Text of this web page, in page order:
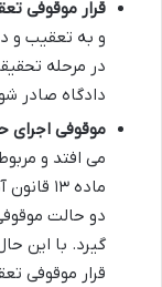
قرار موقوفی
و به تعقیب و
در مرحله
دادگاه صادر
موقوفی اجرای
می افتد و
ماده
دو حالت
گیرد. با این
قرار موقوفی